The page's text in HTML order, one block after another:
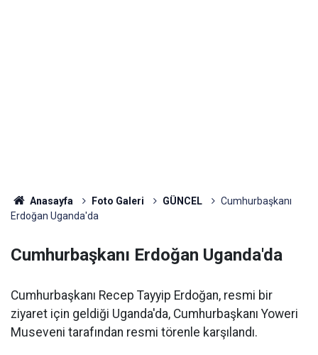
Anasayfa Foto Galeri GÜNCEL
Cumhurbaşkanı
Erdoğan Uganda'da
Cumhurbaşkanı Erdoğan Uganda'da
Cumhurbaşkanı Recep Tayyip Erdoğan, resmi bir
ziyaret için geldiği Uganda'da, Cumhurbaşkanı Yoweri
Museveni tarafından resmi törenle karşılandı.